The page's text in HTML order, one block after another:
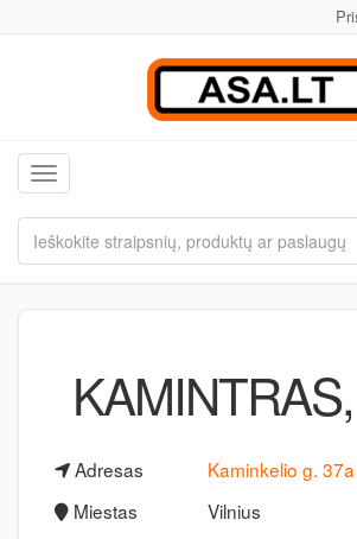
Toggle navigation
Adresas
Kaminkelio g. 37a
Miestas
Vilnius